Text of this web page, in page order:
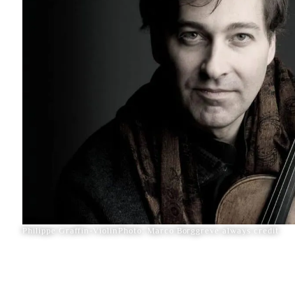
Philippe Graffin-ViolinPhoto: Marco Borggreve always credit